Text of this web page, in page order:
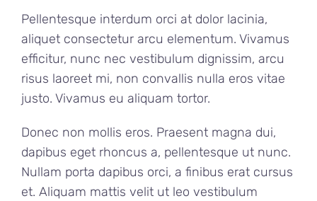
Pellentesque interdum orci at dolor lacinia,
aliquet consectetur arcu elementum. Vivamus
efficitur, nunc nec vestibulum dignissim, arcu
risus laoreet mi, non convallis nulla eros vitae
justo. Vivamus eu aliquam tortor.
Donec non mollis eros. Praesent magna dui,
dapibus eget rhoncus a, pellentesque ut nunc.
Nullam porta dapibus orci, a finibus erat cursus
et. Aliquam mattis velit ut leo vestibulum